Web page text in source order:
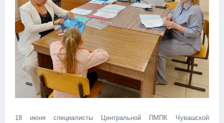
18 июня специалисты Центральной ПМПК Чувашской